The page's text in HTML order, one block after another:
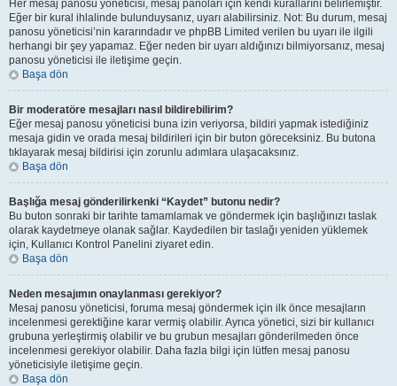
Her mesaj panosu yöneticisi, mesaj panoları için kendi kurallarını belirlemiştir.
Eğer bir kural ihlalinde bulunduysanız, uyarı alabilirsiniz. Not: Bu durum, mesaj
panosu yöneticisi’nin kararındadır ve phpBB Limited verilen bu uyarı ile ilgili
herhangi bir şey yapamaz. Eğer neden bir uyarı aldığınızı bilmiyorsanız, mesaj
panosu yöneticisi ile iletişime geçin.
Başa dön
Bir moderatöre mesajları nasıl bildirebilirim?
Eğer mesaj panosu yöneticisi buna izin veriyorsa, bildiri yapmak istediğiniz
mesaja gidin ve orada mesaj bildirileri için bir buton göreceksiniz. Bu butona
tıklayarak mesaj bildirisi için zorunlu adımlara ulaşacaksınız.
Başa dön
Başlığa mesaj gönderilirkenki “Kaydet” butonu nedir?
Bu buton sonraki bir tarihte tamamlamak ve göndermek için başlığınızı taslak
olarak kaydetmeye olanak sağlar. Kaydedilen bir taslağı yeniden yüklemek
için, Kullanıcı Kontrol Panelini ziyaret edin.
Başa dön
Neden mesajımın onaylanması gerekiyor?
Mesaj panosu yöneticisi, foruma mesaj göndermek için ilk önce mesajların
incelenmesi gerektiğine karar vermiş olabilir. Ayrıca yönetici, sizi bir kullanıcı
grubuna yerleştirmiş olabilir ve bu grubun mesajları gönderilmeden önce
incelenmesi gerekiyor olabilir. Daha fazla bilgi için lütfen mesaj panosu
yöneticisiyle iletişime geçin.
Başa dön